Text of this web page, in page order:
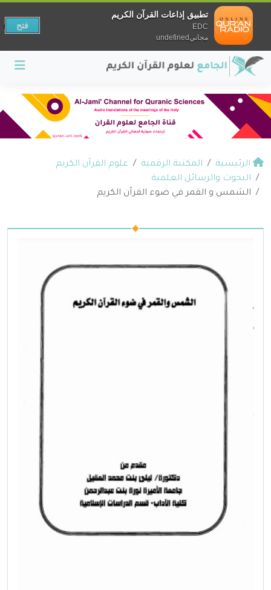
الرئيسية المكتبة الرقمية
علوم القرآن الكريم
البحوث والرسائل العلمية
الشمس و القمر في ضوء القرآن الكريم
تطبيق إذاعات القرآن الكريم
EDC
مجانيundefined
فتح